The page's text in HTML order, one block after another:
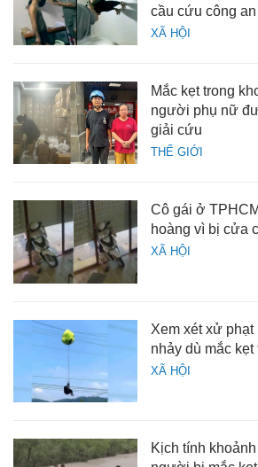
XÃ HỘI
cầu cứu công an
THẾ GIỚI
Mắc kẹt trong
người phụ nữ
giải cứu
XÃ HỘI
Cô gái ở
hoàng vì bị cửa
XÃ HỘI
Xem xét xử
nhảy dù mắc kẹt
Kịch tính